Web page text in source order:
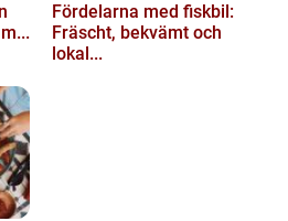
Fördelarna med fiskbil:
Fräscht, bekvämt och
lokal...